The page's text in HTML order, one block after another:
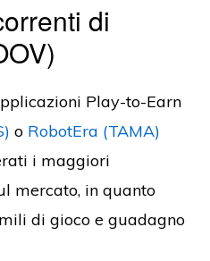
di
Play-to-Earn
o RobotEra (TAMA)
i maggiori
mercato, in quanto
di gioco e guadagno